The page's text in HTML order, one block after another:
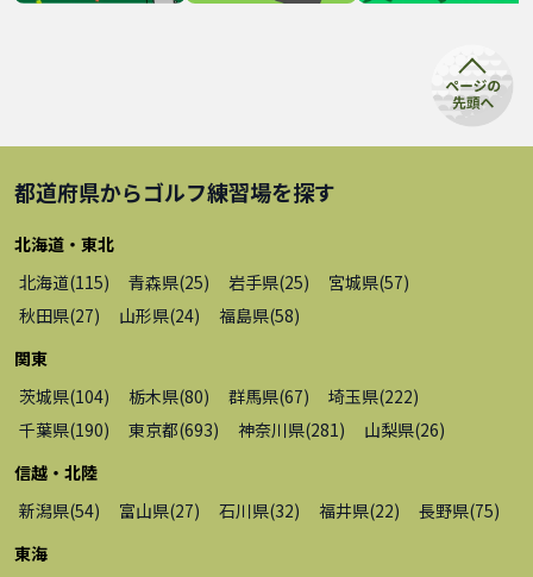
都道府県からゴルフ練習場を探す
北海道・東北
北海道(115) 青森県(25) 岩手県(25) 宮城県(57)
秋田県(27) 山形県(24) 福島県(58)
関東
茨城県(104) 栃木県(80) 群馬県(67) 埼玉県(222)
千葉県(190) 東京都(693) 神奈川県(281 ) 山梨県(26)
信越・北陸
新潟県(54) 富山県(27) 石川県(32) 福井県(22) 長野県(75)
東海